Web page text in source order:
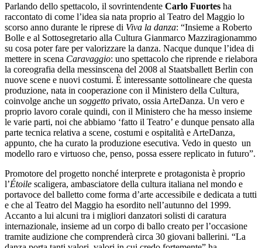
Parlando dello spettacolo, il sovrintendente Carlo Fuortes ha
raccontato di come l’idea sia nata proprio al Teatro del Maggio lo
scorso anno durante le riprese di Viva la danza: “Insieme a Roberto
Bolle e al Sottosegretario alla Cultura Gianmarco Mazziragionammo
su cosa poter fare per valorizzare la danza. Nacque dunque l’idea di
mettere in scena Caravaggio: uno spettacolo che riprende e rielabora
la coreografia della messinscena del 2008 al Staatsballett Berlin con
nuove scene e nuovi costumi. È interessante sottolineare che questa
produzione, nata in cooperazione con il Ministero della Cultura,
coinvolge anche un soggetto privato, ossia ArteDanza. Un vero e
proprio lavoro corale quindi, con il Ministero che ha messo insieme
le varie parti, noi che abbiamo ‘fatto il Teatro’ e dunque pensato alla
parte tecnica relativa a scene, costumi e ospitalità e ArteDanza,
appunto, che ha curato la produzione esecutiva. Vedo in questo un
modello raro e virtuoso che, penso, possa essere replicato in futuro”.
Promotore del progetto nonché interprete e protagonista è proprio
l’Étoile scaligera, ambasciatore della cultura italiana nel mondo e
portavoce del balletto come forma d’arte accessibile e dedicata a tutti
e che al Teatro del Maggio ha esordito nell’autunno del 1999.
Accanto a lui alcuni tra i migliori danzatori solisti di caratura
internazionale, insieme ad un corpo di ballo creato per l’occasione
tramite audizione che comprenderà circa 30 giovani ballerini. “La